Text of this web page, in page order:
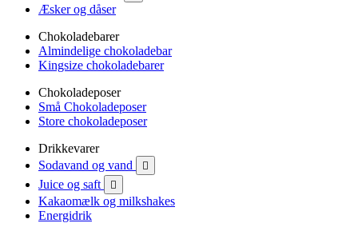
Æsker og dåser
Chokoladebarer
Almindelige chokoladebar
Kingsize chokoladebarer
Chokoladeposer
Små Chokoladeposer
Store chokoladeposer
Drikkevarer
Sodavand og vand

Juice og saft 
Kakaomælk og milkshakes
Energidrik